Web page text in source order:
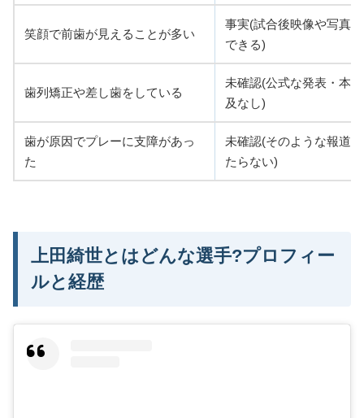
笑顔で前歯が見えることが多い
事実(試合後映像や写真
できる)
歯列矯正や差し歯をしている
未確認(公式な発表・本
及なし)
歯が原因でプレーに支障があっ
た
未確認(そのような報道
たらない)
上田綺世とはどんな選手?プロフィー
ルと経歴